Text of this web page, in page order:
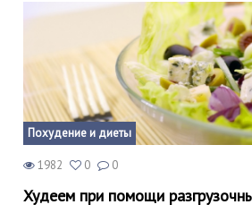
Похудение и диеты
1982 0 0
Худеем при помощи